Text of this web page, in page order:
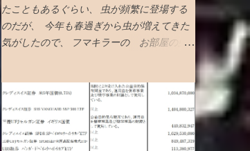
法則 ビックバンセオリーのスピンオフコメ
ディ ビックバンセオリーはある程度見てお
いた方が楽しめる 「中島淳」 面白い話と、
い人の姿を描いたのが面白め
は7月6日 に強制買いが起きると思われる 今
３％の浮動株が６％になるロックアップ解除
の90日以内には、半分は売り 浮動株２０％
ぱりナスダック１００の強制買いの日に全売
却しよう。 引けの３０分の前に１割。３０
分の前半後半で各４割。ひけなりで１割。
がいいと、AIがアドバイスしてくる。 その
たこともあるぐらい、 虫が頻繁に登場する
のだが、 今年も春過ぎから虫が増えてきた
気がしたので、 フマキラーの お部屋の虫
効いている 千円以上とちょいと高めだが、
この三週間ぐらいの体感で、クモやコバエな
どの虫が減っている 今日はムカデが死んで
いた